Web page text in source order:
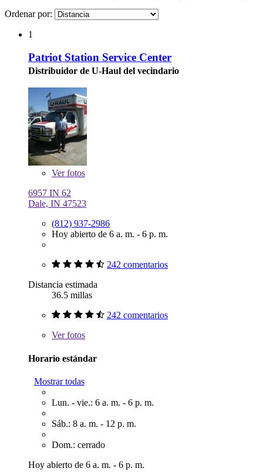
Ordenar por:
1
Patriot Station Service Center
Distribuidor de U-Haul del vecindario
Verfotos
6957 IN 62
Dale, IN 47523
(812) 937-2986
Hoy abierto de 6 a. m. - 6 p. m.
242 comentarios
Distancia estimada
36.5 millas
242 comentarios
Verfotos
Horario estándar
Mostrar todas
Lun. - vie.: 6 a. m. - 6 p. m.
Sáb.: 8 a. m. - 12 p. m.
Dom.: cerrado
Hoy abierto de 6 a. m. - 6 p. m.